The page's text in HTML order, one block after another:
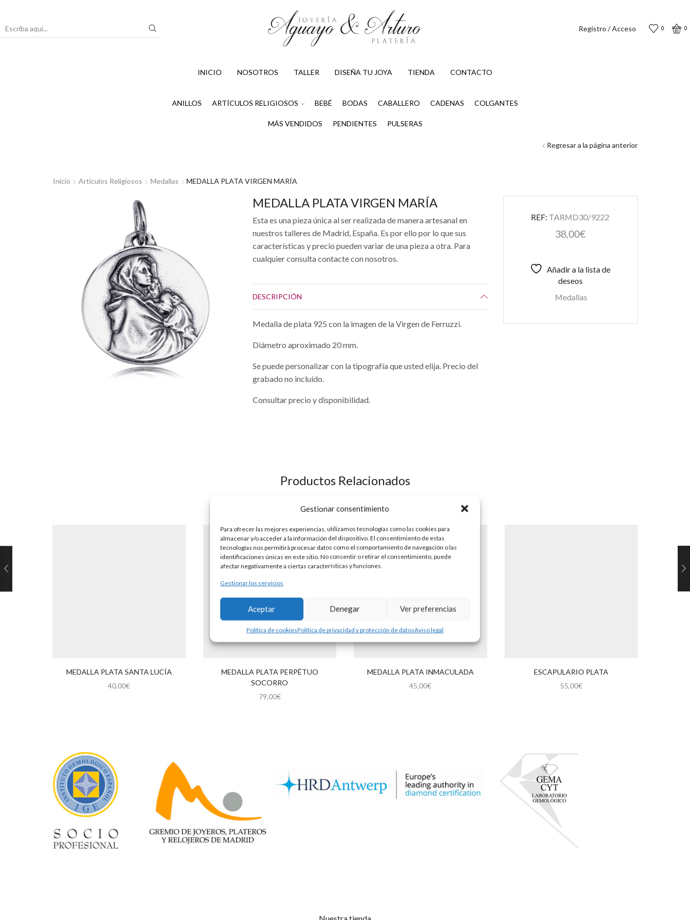
Gestionar consentimiento
Para ofrecer las mejores experiencias, utilizamos tecnologías como las cookies para
almacenar y/o acceder a la información del dispositivo. El consentimiento de estas
tecnologías nos permitirá procesar datos como el comportamiento de navegación o las
identificaciones únicas en este sitio. No consentir o retirar el consentimiento, puede
afectar negativamente a ciertas características y funciones.
Gestionar los servicios
Aceptar Denegar Ver preferencias
Política de cookiesPolítica de privacidad y protección de datosAviso legal
Registro / Acceso 0 0
INICIO NOSOTROS TALLER DISEÑA TU JOYA TIENDA CONTACTO
ANILLOS ARTÍCULOS RELIGIOSOS BEBÉ BODAS CABALLERO CADENAS COLGANTES
MÁS VENDIDOS PENDIENTES PULSERAS
Inicio Artículos Religiosos Medallas MEDALLA PLATA VIRGEN MARÍA
Regresar a la página anterior
REF: TARMD30/9222
38,00€
Añadir a la lista de
deseos
Medallas
MEDALLA PLATA VIRGEN MARÍA
Esta es una pieza única al ser realizada de manera artesanal en
nuestros talleres de Madrid, España. Es por ello por lo que sus
características y precio pueden variar de una pieza a otra. Para
cualquier consulta contacte con nosotros.
DESCRIPCIÓN
Medalla de plata 925 con la imagen de la Virgen de Ferruzzi.
Diámetro aproximado 20 mm.
Se puede personalizar con la tipografía que usted elija. Precio del
grabado no incluído.
Consultar precio y disponibilidad.
Productos Relacionados
MEDALLA PLATA SANTA LUCÍA
40,00€
MEDALLA PLATA PERPÉTUO
SOCORRO
79,00€
MEDALLA PLATA INMACULADA
45,00€
ESCAPULARIO PLATA
55,00€